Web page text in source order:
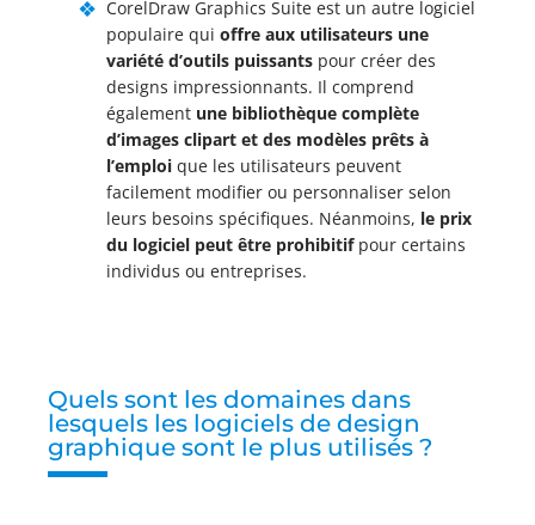
CorelDraw Graphics Suite est un autre logiciel
populaire qui offre aux utilisateurs une
variété d’outils puissants pour créer des
designs impressionnants. Il comprend
également une bibliothèque complète
d’images clipart et des modèles prêts à
l’emploi que les utilisateurs peuvent
facilement modifier ou personnaliser selon
leurs besoins spécifiques. Néanmoins, le prix
du logiciel peut être prohibitifpour certains
individus ou entreprises.
Quels sont les domaines dans
lesquels les logiciels de design
graphique sont le plus utilisés ?